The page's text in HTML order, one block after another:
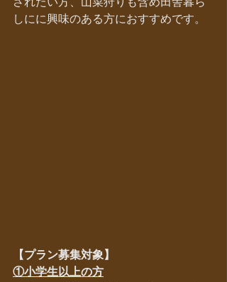
しにに興味のある方におすすめです。
【プラン募集対象】
①小学生以上の方